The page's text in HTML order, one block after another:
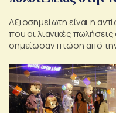
Αξιοσημείωτη είναι η
που οι λιανικές
σημείωσαν πτώση από
πολυτελείας ακολουθεί